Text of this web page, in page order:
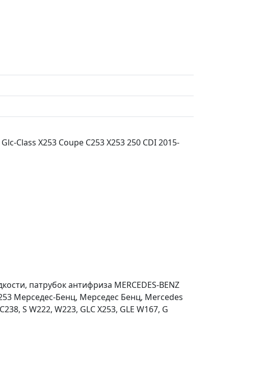
Class X253 Coupe C253 X253 250 CDI 2015-
патрубок антифриза MERCEDES-BENZ
Мерседес-Бенц, Мерседес Бенц, Mercedes
S W222, W223, GLC X253, GLE W167, G